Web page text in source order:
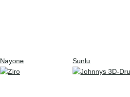
Nayone Sunlu